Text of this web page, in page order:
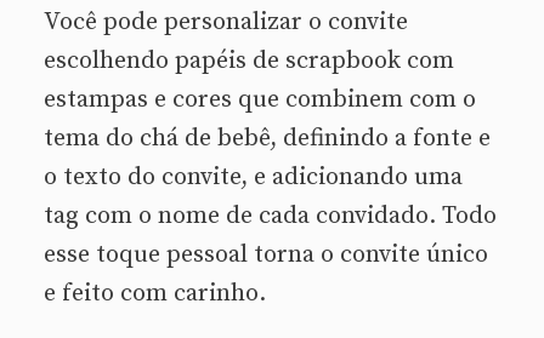
Você pode personalizar o convite
escolhendo papéis de scrapbook com
estampas e cores que combinem com o
tema do chá de bebê, definindo a fonte e
o texto do convite, e adicionando uma
tag com o nome de cada convidado. Todo
esse toque pessoal torna o convite único
e feito com carinho.